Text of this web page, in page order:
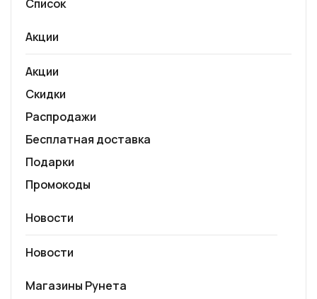
Список
Акции
Акции
Скидки
Распродажи
Бесплатная доставка
Подарки
Промокоды
Новости
Новости
Магазины Рунета